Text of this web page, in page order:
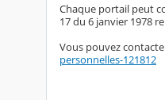
Chaque portail peut
17 du 6 janvier 1978
Vous pouvez
personnelles-121812